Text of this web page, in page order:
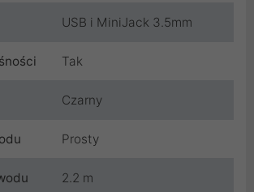
USB i MiniJack 3.5mm
Tak
Czarny
Prosty
2.2 m